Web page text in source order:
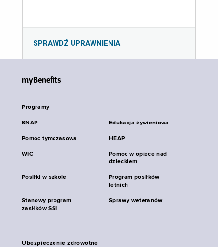
SPRAWDŹ UPRAWNIENIA
myBenefits
Programy
SNAP Edukacja żywieniowa
Pomoc tymczasowa HEAP
WIC
Pomoc w opiece nad
dzieckiem
Posiłki w szkole
Program posiłków
letnich
Stanowy program
zasiłków SSI
Sprawy weteranów
Ubezpieczenie zdrowotne